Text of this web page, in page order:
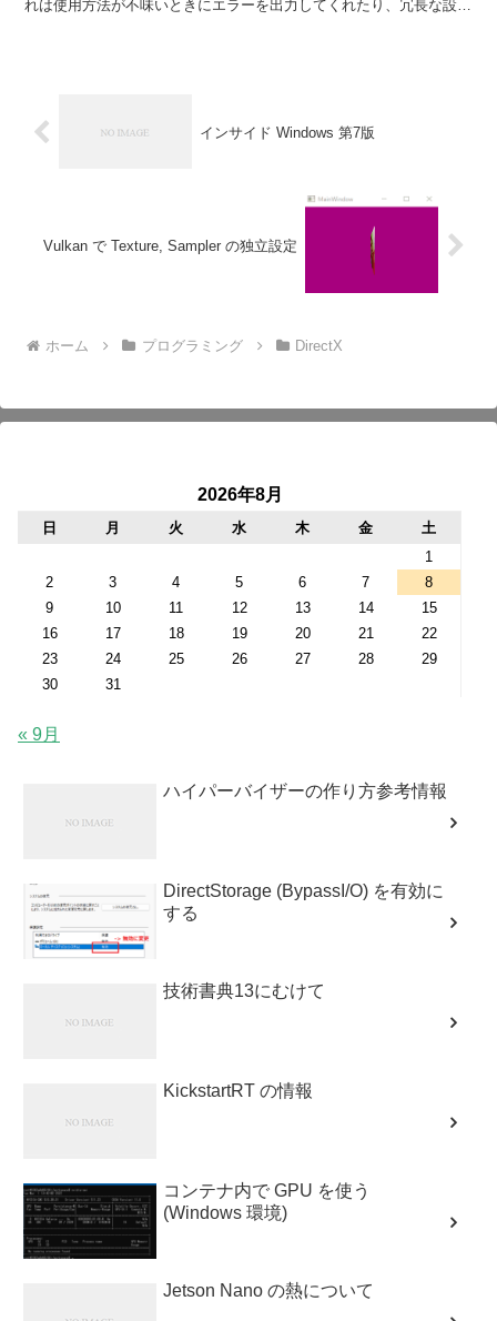
れは使用方法が不味いときにエラーを出力してくれたり、冗長な設定
インサイド Windows 第7版
Vulkan で Texture, Sampler の独立設定
ホーム プログラミング DirectX
2026年8月
日 月 火 水 木 金
土
1
2
3 4 5 6 7
8
9
10 11 12 13 14
15
16
17 18 19 20 21
22
23
24 25 26 27 28
29
30
31
« 9月
ハイパーバイザーの作り方参考情報
DirectStorage (BypassI/O) を有効に
する
技術書典13にむけて
KickstartRT の情報
コンテナ内で GPU を使う
(Windows 環境)
Jetson Nano の熱について